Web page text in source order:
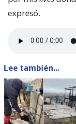
haga bien la
cual’. Y algunas
por mislives
expresó.